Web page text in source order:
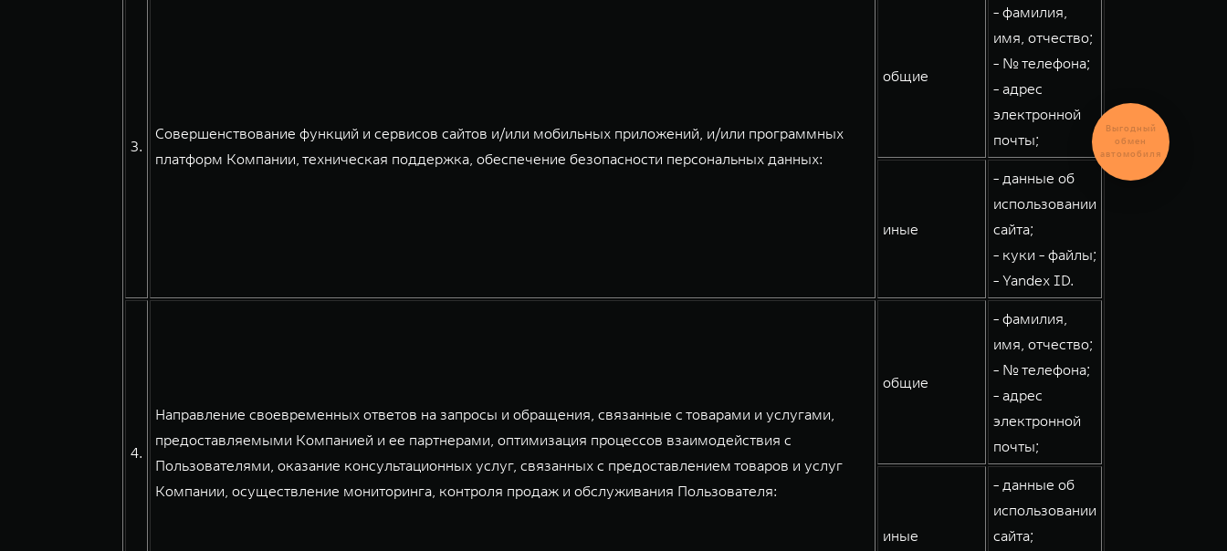
3.
Совершенствование функций и сервисов сайтов и/или мобильных приложений, и/или программных
платформ Компании, техническая поддержка, обеспечение безопасности персональных данных:
общие
- фамилия,
имя, отчество;
- № телефона;
- адрес
электронной
почты;
иные
- данные об
использовании
сайта;
- куки - файлы;
- Yandex ID.
4.
Направление своевременных ответов на запросы и обращения, связанные с товарами и услугами,
предоставляемыми Компанией и ее партнерами, оптимизация процессов взаимодействия с
Пользователями, оказание консультационных услуг, связанных с предоставлением товаров и услуг
Компании, осуществление мониторинга, контроля продаж и обслуживания Пользователя:
общие
- фамилия,
имя, отчество;
- № телефона;
- адрес
электронной
почты;
иные
- данные об
использовании
сайта;
Выгодный
обмен
автомобиля